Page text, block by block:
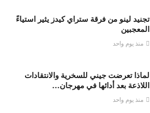
تجنيد لينو من فرقة ستراي كيدز يثير استياءً
المعجبين
منذ يوم واحد
لماذا تعرضت جيني للسخرية والانتقادات
اللاذعة بعد أدائها في مهرجان…
منذ يوم واحد